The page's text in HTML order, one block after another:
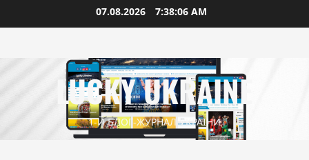
до
07.08.2026 7:38:07 AM
LUCKY UKRAINE
1-Й БЛОГ-ЖУРНАЛ УКРАЇНИ